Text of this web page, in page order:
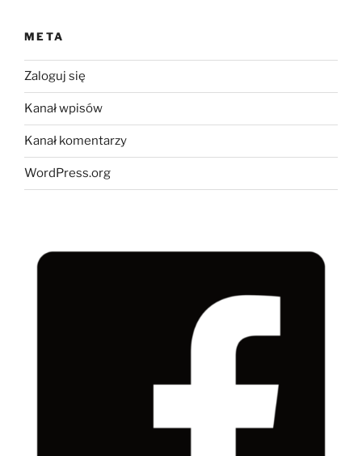
META
Zaloguj się
Kanał wpisów
Kanał komentarzy
WordPress.org